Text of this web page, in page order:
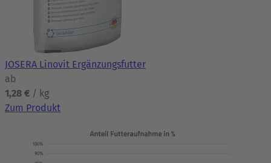
JOSERA Linovit Ergänzungsfutter
ab
1,28 € / kg
Zum Produkt